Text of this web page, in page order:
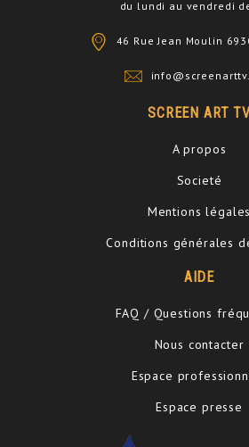
du lundi au vendredi
46 Rue Jean Moulin
SCREEN ART
A propos
Societé
Mentions légales
Conditions générales
AIDE
FAQ / Questions
Nous contacter
Espace
Espace presse